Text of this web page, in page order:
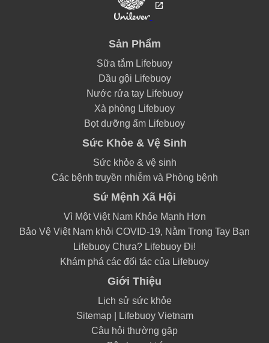
Sản Phẩm
Sữa tắm Lifebuoy
Dầu gội Lifebuoy
Nước rửa tay Lifebuoy
Xà phòng Lifebuoy
Bọt dưỡng ẩm Lifebuoy
Sức Khỏe & Vệ Sinh
Sức khỏe & vệ sinh
Các bệnh truyền nhiễm và Phòng bệnh
Sứ Mệnh Xã Hội
Vì Một Việt Nam Khỏe Mạnh Hơn
Bảo Vệ Việt Nam khỏi COVID-19, Nằm Trong Tay Bạn
Lifebuoy Chưa? Lifebuoy Đi!
Khám phá các đối tác của Lifebuoy
Giới Thiệu
Lịch sử sức khỏe
Sitemap | Lifebuoy Vietnam
Câu hỏi thường gặp